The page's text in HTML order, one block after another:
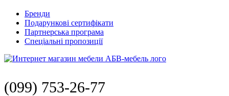
Бренди
Подарункові сертифікати
Партнерська програма
Спеціальні пропозиції
(099) 753-26-77